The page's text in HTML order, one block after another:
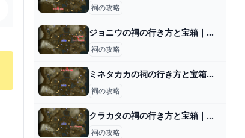
祠の攻略
ジョニウの祠の行き方と宝箱｜ラウルの祝福
祠の攻略
ミネタカカの祠の行き方と宝箱｜ラウルの祝福
祠の攻略
クラカタの祠の行き方と宝箱｜ラウルの祝福
祠の攻略